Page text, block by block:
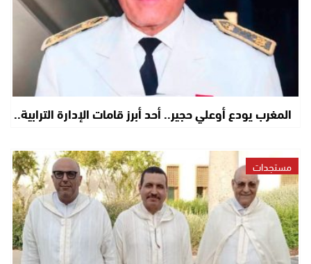
المغرب يودع أوعلي حجير.. أحد أبرز قامات الإدارة الترابية..
مستجدات